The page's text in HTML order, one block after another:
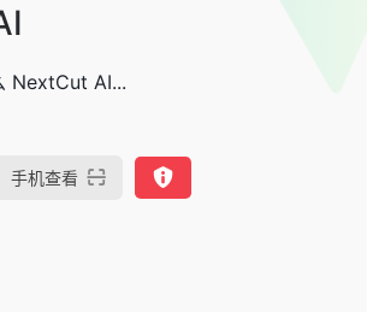
NextCut AI...
手机查看